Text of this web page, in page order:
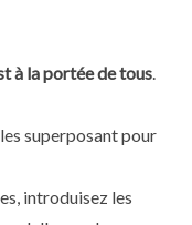
à la portée de tous.
superposant pour
introduisez les